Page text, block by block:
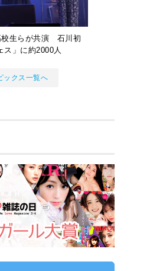
校生らが共演 石川初
ス」に約2000人
ックス一覧へ